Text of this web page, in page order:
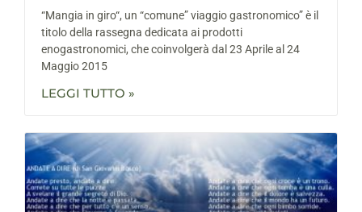
“Mangia in giro“, un “comune” viaggio gastronomico” è il
titolo della rassegna dedicata ai prodotti
enogastronomici, che coinvolgerà dal 23 Aprile al 24
Maggio 2015
LEGGI TUTTO »